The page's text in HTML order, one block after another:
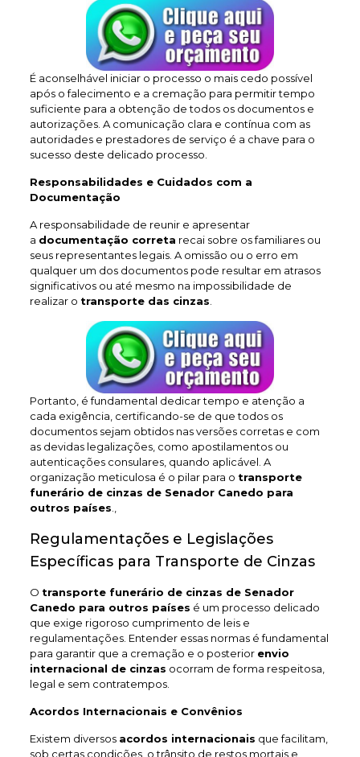
É aconselhável iniciar o processo o mais cedo possível
após o falecimento e a cremação para permitir tempo
suficiente para a obtenção de todos os documentos e
autorizações. A comunicação clara e contínua com as
autoridades e prestadores de serviço é a chave para o
sucesso deste delicado processo.
Responsabilidades e Cuidados com a
Documentação
A responsabilidade de reunir e apresentar
a documentação correta recai sobre os familiares ou
seus representantes legais. A omissão ou o erro em
qualquer um dos documentos pode resultar em atrasos
significativos ou até mesmo na impossibilidade de
realizar o transporte das cinzas
Portanto, é fundamental dedicar tempo e atenção a
cada exigência, certificando-se de que todos os
documentos sejam obtidos nas versões corretas e com
as devidas legalizações, como apostilamentos ou
autenticações consulares, quando aplicável. A
organização meticulosa é o pilar para o transporte
funerário de cinzas de Senador Canedo para
outros países
Regulamentações e Legislações
Específicas para Transporte de Cinzas
O transporte funerário de cinzas de Senador
Canedo para outros países é um processo delicado
que exige rigoroso cumprimento de leis e
regulamentações. Entender essas normas é fundamental
para garantir que a cremação e o posterior envio
internacional de cinzas ocorram de forma respeitosa,
legal e sem contratempos.
Acordos Internacionais e Convênios
Existem diversos acordos internacionais que facilitam,
sob certas condições, o trânsito de restos mortais e,